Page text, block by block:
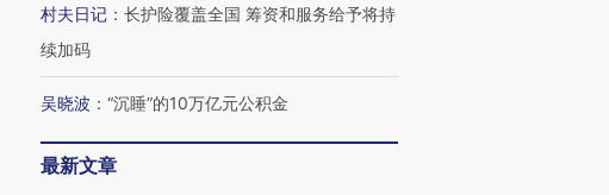
会，让数智科技“链”接产
【特别呈现】寻找100种
CFO：不靠规模取胜，华
村夫日记 ： 长护险覆盖全国 筹资和服务给予将持
续加码
吴晓波 ： “沉睡”的10万亿元公积金
最新文章